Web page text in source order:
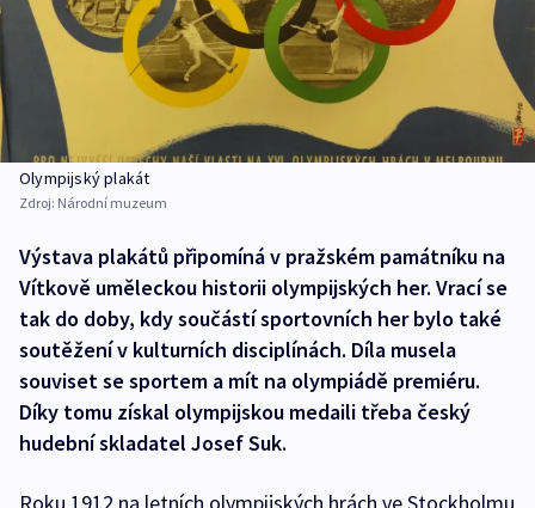
Olympijský plakát
Zdroj: Národní muzeum
Výstava plakátů připomíná v pražském památníku na
Vítkově uměleckou historii olympijských her. Vrací se
tak do doby, kdy součástí sportovních her bylo také
soutěžení v kulturních disciplínách. Díla musela
souviset se sportem a mít na olympiádě premiéru.
Díky tomu získal olympijskou medaili třeba český
hudební skladatel Josef Suk.